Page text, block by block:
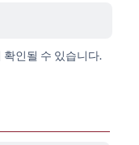
확인될 수 있습니다.